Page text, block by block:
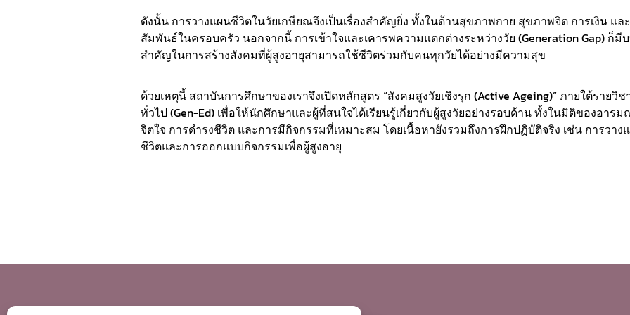
ดังนั้น การวางแผนชีวิตในวัยเกษียณจึงเป็นเรื่องสำคัญยิ่ง ทั้งในด้านสุขภาพกาย สุขภาพจิต การเงิน แล
สัมพันธ์ในครอบครัว นอกจากนี้ การเข้าใจและเคารพความแตกต่างระหว่างวัย (Generation Gap) ก็มี
สำคัญในการสร้างสังคมที่ผู้สูงอายุสามารถใช้ชีวิตร่วมกับคนทุกวัยได้อย่างมีความสุข
ด้วยเหตุนี้ สถาบันการศึกษาของเราจึงเปิดหลักสูตร “สังคมสูงวัยเชิงรุก (Active Ageing)” ภายใต้รายวิ
ทั่วไป (Gen-Ed) เพื่อให้นักศึกษาและผู้ที่สนใจได้เรียนรู้เกี่ยวกับผู้สูงวัยอย่างรอบด้าน ทั้งในมิติของอาร
จิตใจ การดำรงชีวิต และการมีกิจกรรมที่เหมาะสม โดยเนื้อหายังรวมถึงการฝึกปฏิบัติจริง เช่น การวาง
ชีวิตและการออกแบบกิจกรรมเพื่อผู้สูงอายุ